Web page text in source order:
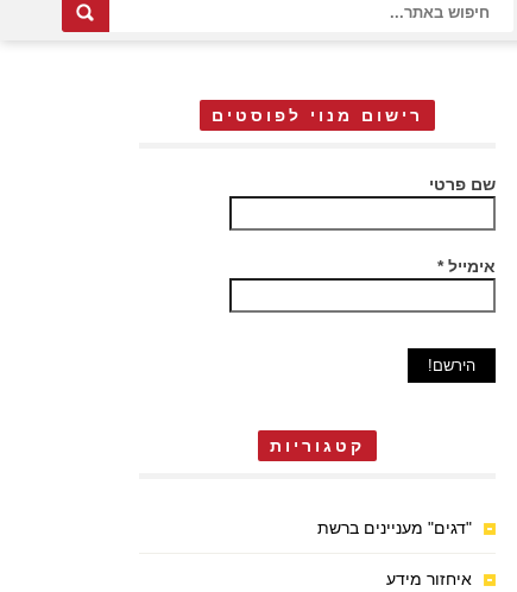
רישום מנוי לפוסטים
שם פרטי
אימייל*
קטגוריות
"דגים" מעניינים ברשת
איחזור מידע